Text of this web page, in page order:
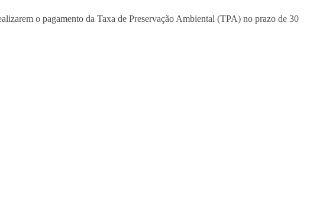
o pagamento da Taxa de Preservação Ambiental (TPA) no prazo de 30